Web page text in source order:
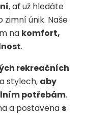
, ať už hledáte
únik. Naše
na komfort,
.
rekreačních
stylech, aby
potřebám.
a postavena s